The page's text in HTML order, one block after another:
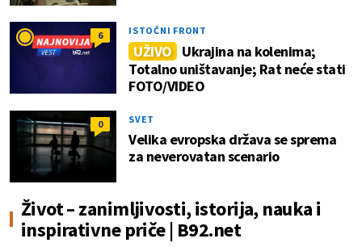
6 ISTOČNI FRONT
UŽIVO Ukrajina na kolenima;
Totalno uništavanje; Rat neće stati
FOTO/VIDEO
0 SVET
Velika evropska država se sprema
za neverovatan scenario
Život – zanimljivosti, istorija, nauka i
inspirativne priče | B92.net